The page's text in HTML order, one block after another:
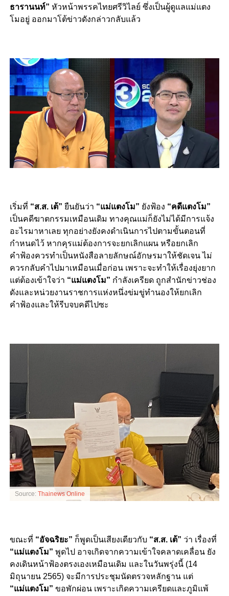
ธารานนท์” หัวหน้าพรรคไทยศรีวิไลย์ ซึ่งเป็นผู้ดูแลแม่แตง
โมอยู่ ออกมาโต้ข่าวดังกล่าวกลับแล้ว
เริ่มที่ “ส.ส. เต้” ยืนยันว่า “แม่แตงโม” ยังฟ้อง “คดีแตงโม”
เป็นคดีฆาตกรรมเหมือนเดิม ทางคุณแม่ก็ยังไม่ได้มีการแจ้ง
อะไรมาหาเลย ทุกอย่างยังคงดำเนินการไปตามขั้นตอนที่
กำหนดไว้ หากคุรแม่ต้องการจะยกเลิกแผน หรือยกเลิก
คำฟ้องควรทำเป็นหนังสือลายลักษณ์อักษรมาให้ชัดเจน ไม่
ควรกลับคำไปมาเหมือนเมื่อก่อน เพราะจะทำให้เรื่องยุ่งยาก
แต่ต้องเข้าใจว่า “แม่แตงโม” กำลังเครียด ถูกสำนักข่าวช่อง
ดังและหน่วยงานราชการแห่งหนึ่งข่มขู่ทำนองให้ยกเลิก
คำฟ้องและให้รีบจบคดีไปซะ
Source: Thainews Online
ขณะที่ “อัจฉริยะ” ก็พูดเป็นเสียงเดียวกับ “ส.ส. เต้” ว่า เรื่องที่
“แม่แตงโม” พูดไป อาจเกิดจากความเข้าใจคลาดเคลื่อน ยัง
คงเดินหน้าฟ้องตรงเองเหมือนเดิม และในวันพรุ่งนี้ (14
มิถุนายน 2565) จะมีการประชุมนัดตรวจหลักฐาน แต่
“แม่แตงโม” ขอพักผ่อน เพราะเกิดความเครียดและภูมิแพ้